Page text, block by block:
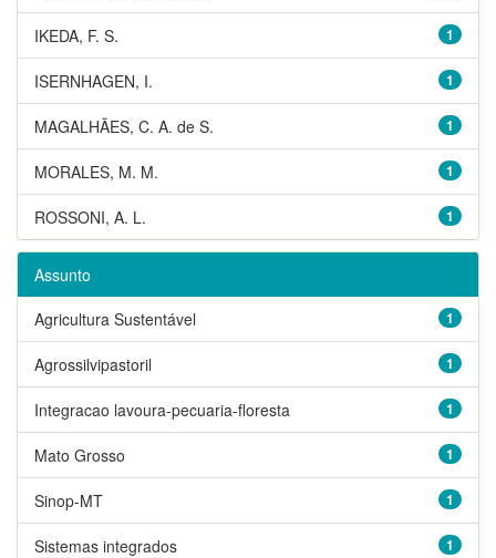
1
IKEDA, F. S.
1
ISERNHAGEN, I.
1
MAGALHÃES, C. A. de S.
1
MORALES, M. M.
1
ROSSONI, A. L.
Assunto
1
Agricultura Sustentável
1
Agrossilvipastoril
1
Integracao lavoura-pecuaria-floresta
1
Mato Grosso
1
Sinop-MT
1
Sistemas integrados